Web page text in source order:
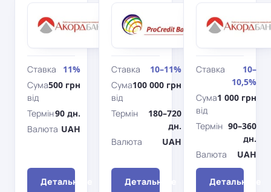
Нові
гроші
Ставка
11%
Сума
від
500 грн
Термін90 дн.
Валюта UAH
Детальніше
Банк
Строковий
Ставка
10–11%
Сума
від
100 000 грн
Термін
180–720
дн.
Валюта
UAH
Детальніше
Ставка
10–
10,5%
Сума
від
1 000 грн
Термін 90–360
дн.
Валюта
UAH
Детальніше